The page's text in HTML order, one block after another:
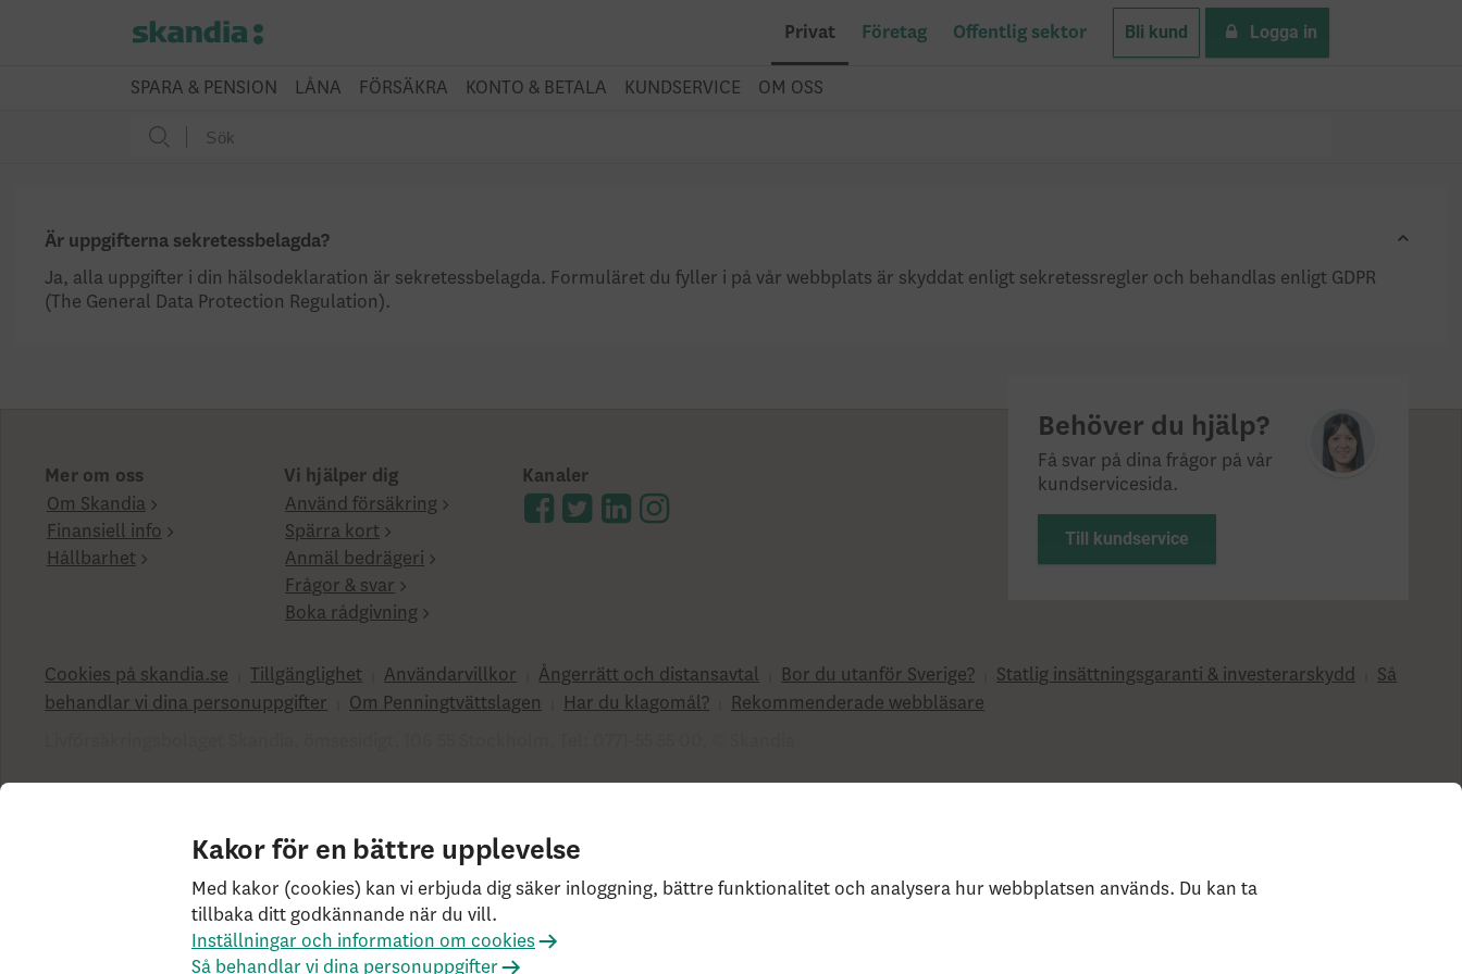
Privat Företag Offentlig sektor Bli kund Logga in
SPARA & PENSION LÅNA FÖRSÄKRA KONTO & BETALA KUNDSERVICE OM OSS
Är uppgifterna sekretessbelagda?
Ja, alla uppgifter i din hälsodeklaration är sekretessbelagda. Formuläret du fyller i på vår webbplats är skyddat enligt sekretessregler och behandlas enligt GDPR
(The General Data Protection Regulation).
Behöver du hjälp?
Få svar på dina frågor på vår
kundservicesida.
Till kundservice
Mer om oss
Om Skandia
Finansiell info
Hållbarhet
Vi hjälper dig
Använd försäkring
Spärra kort
Anmäl bedrägeri
Frågor & svar
Boka rådgivning
Kanaler
Cookies på skandia.se Tillgänglighet Användarvillkor Ångerrätt och distansavtal Bor du utanför Sverige? Statlig insättningsgaranti & investerar­skydd
Så
behandlar vi dina personuppgifter
Om Penningtvättslagen Har du klagomål?
Rekommenderade webbläsare
SK3.5.1+Branch.master.Sha.596526160d132cbf4b4a48e0fc2d22db21baa526 HW4.0.0.0 SN430
Kakor för en bättre upplevelse
Med kakor (cookies) kan vi erbjuda dig säker inloggning, bättre funktionalitet och analysera hur webbplatsen används. Du kan ta
tillbaka ditt godkännande när du vill.
Inställningar och information om cookies
Så behandlar vi dina personuppgifter